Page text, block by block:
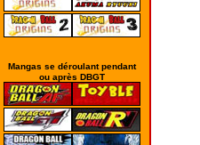
Mangas se déroulant pendant
ou après DBGT